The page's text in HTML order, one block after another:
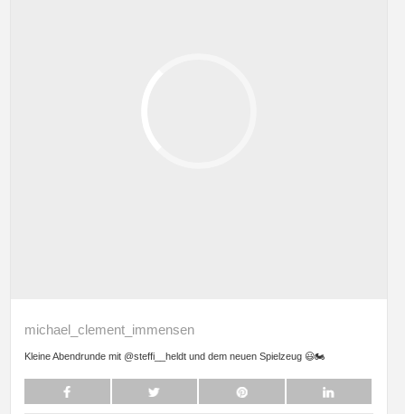
michael_clement_immensen
Kleine Abendrunde mit @steffi__heldt und dem neuen Spielzeug 😃🏍️